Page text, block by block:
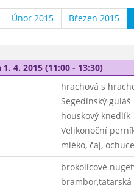
Únor 2015 Březen 2015
1. 4. 2015 (11:00 - 13:30)
hrachová s
Segedínský guláš
houskový knedlík
Velikonoční
mléko, čaj,
brokolicové
brambor,tatarská